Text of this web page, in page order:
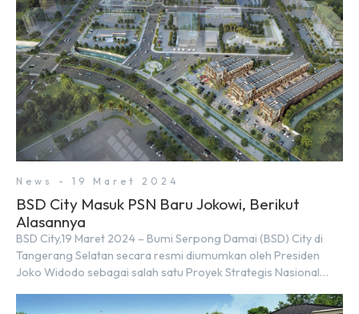
News - 19 Maret 2024
BSD City Masuk PSN Baru Jokowi, Berikut
Alasannya
BSD City,19 Maret 2024 – Bumi Serpong Damai (BSD) City di
Tangerang Selatan secara resmi diumumkan oleh Presiden
Joko Widodo sebagai salah satu Proyek Strategis Nasional
Koordinator Bidang Perekonomian, Airlangga Hartarto, setelah